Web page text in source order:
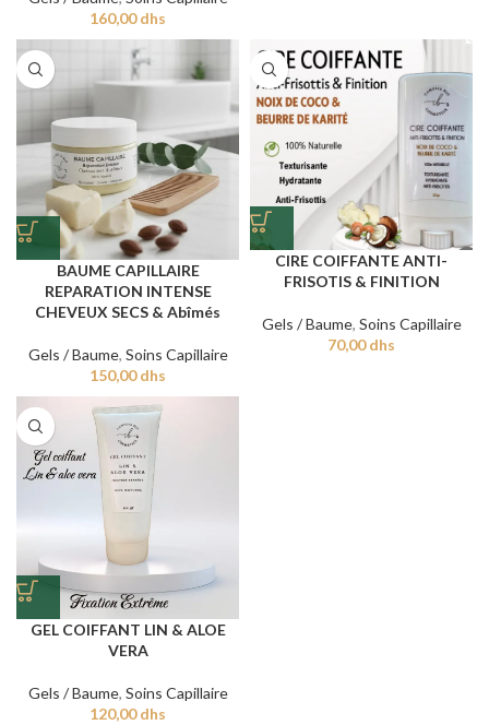
160,00dhs
BAUME CAPILLAIRE
REPARATION INTENSE
CHEVEUX SECS & Abîmés
Gels / Baume, Soins Capillaire
150,00dhs
CIRE COIFFANTE ANTI-
FRISOTIS & FINITION
Gels / Baume, Soins Capillaire
70,00dhs
GEL COIFFANT LIN & ALOE
VERA
Gels / Baume, Soins Capillaire
120,00dhs